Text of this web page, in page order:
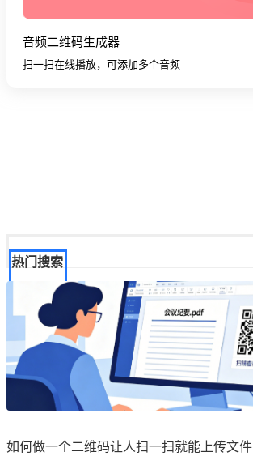
音频二维码生成器
扫一扫在线播放，可添加多个音频
热门搜索
如何做一个二维码让人扫一扫就能上传文件